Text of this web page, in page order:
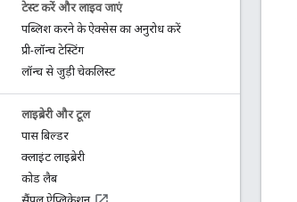
टेस्ट करें और लाइव जाएं
पब्लिश करने के ऐक्सेस का अनुरोध करें
प्री-लॉन्च टेस्टिंग
लॉन्च से जुड़ी चेकलिस्ट
लाइब्रेरी और टूल
पास बिल्डर
क्लाइंट लाइब्रेरी
कोड लैब